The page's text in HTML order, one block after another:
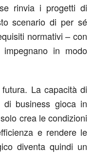
rinvia i progetti di
scenario di per sé
normativi – con
in modo
La capacità di
business gioca in
crea le condizioni
e rendere le
diventa quindi un